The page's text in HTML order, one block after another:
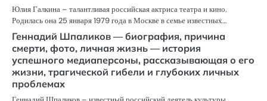
Юлия Галкина – талантливая российская актриса театра и кино.
Родилась она 25 января 1979 года в Москве в семье известных…
Геннадий Шпаликов — биография, причина
смерти, фото, личная жизнь — история
успешного медиаперсоны, рассказывающая о его
жизни, трагической гибели и глубоких личных
проблемах